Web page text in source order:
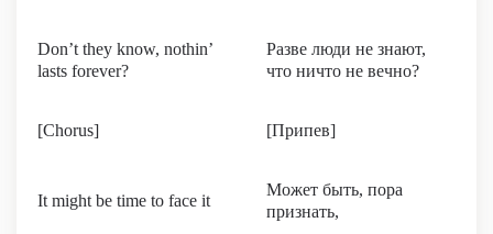
Don’t they know, nothin’
lasts forever?
Разве люди не знают,
что ничто не вечно?
[Chorus] [Припев]
It might be time to face it
Может быть, пора
признать,